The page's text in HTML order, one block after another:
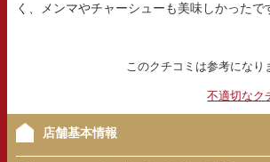
く、メンマやチャーシューも美味しかったで
このクチコミは参考になり
不適切なク
店舗基本情報